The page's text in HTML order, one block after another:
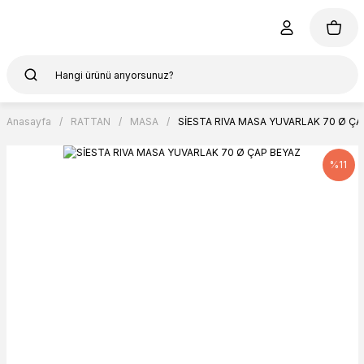
Anasayfa RATTAN MASA SİESTA RIVA MASA YUVARLAK 70 Ø
%11